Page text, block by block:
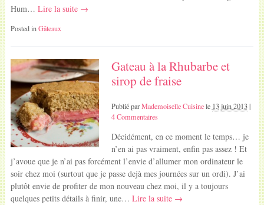
Hum… Lire la suite →
Posted inGâteaux
Gateau à la Rhubarbe et
sirop de fraise
Publié parMademoiselle Cuisinele 13 juin 2013|
4 Commentaires
Décidément, en ce moment le temps… je
n’en ai pas vraiment, enfin pas assez ! Et
j’avoue que je n’ai pas forcément l’envie d’allumer mon ordinateur le
soir chez moi (surtout que je passe dejà mes journées sur un ordi). J’ai
plutôt envie de profiter de mon nouveau chez moi, il y a toujours
quelques petits détails à finir, une… Lire la suite →